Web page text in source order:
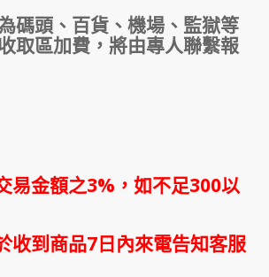
碼頭、百貨、機場、監獄等
取區加費，將由專人聯繫報
易金額之3%，如不足300以
收到商品7日內來電告知客服